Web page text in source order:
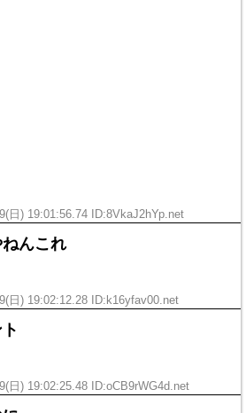
日) 19:01:56.74 ID:8VkaJ2hYp.net
んこれ
日) 19:02:12.28 ID:k16yfav00.net
日) 19:02:25.48 ID:oCB9rWG4d.net